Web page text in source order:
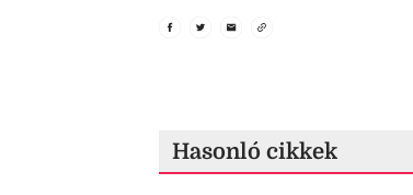
Hasonló cikkek